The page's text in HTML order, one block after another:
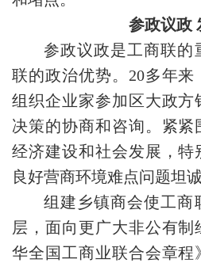
参政议政
参政议政是工商联的
联的政治优势。20多年来
组织企业家参加区大政方
决策的协商和咨询。紧紧
经济建设和社会发展，特
良好营商环境难点问题坦
组建乡镇商会使工商
层，面向更广大非公有制
华全国工商业联合会章程